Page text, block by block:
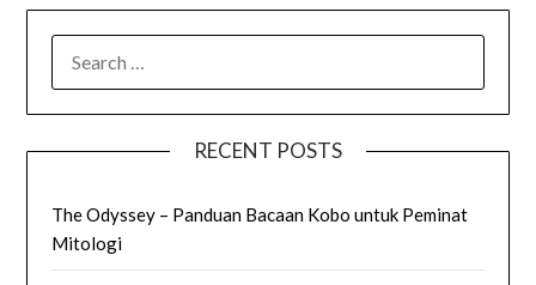
RECENT POSTS
The Odyssey – Panduan Bacaan Kobo untuk Peminat
Mitologi